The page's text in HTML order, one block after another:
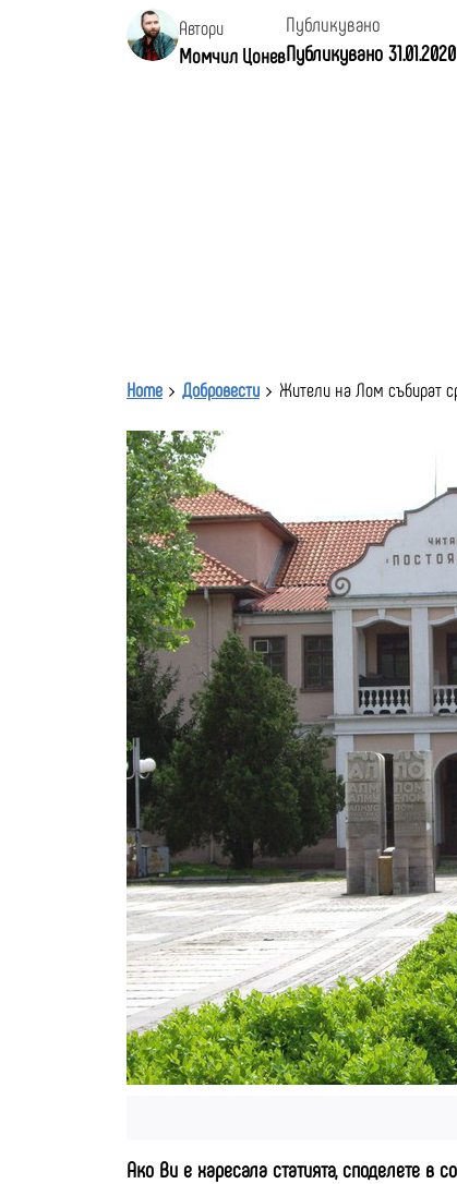
Автори
Момчил Цонев
Публикувано
Публикувано
Home Добровести Жители на Лом събират
Ако Ви е харесала статията, споделете в